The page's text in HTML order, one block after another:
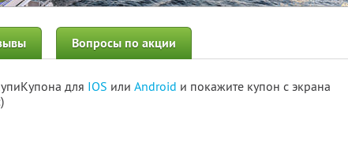
Вопросы по акции
для IOS или Android и покажите купон с экрана